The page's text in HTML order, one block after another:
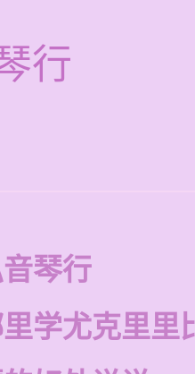
行
琴行
学尤克里里